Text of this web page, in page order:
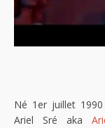
Né 1er juillet
Ariel Sré aka